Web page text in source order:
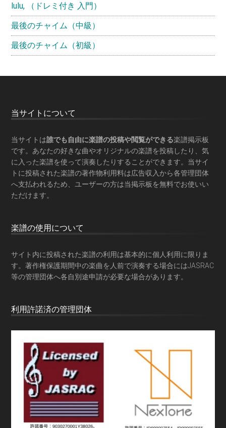
lulu, （ドレミ付き 入門）
最後のチャイム（中級）
最後のチャイム（初級）
Footer
当サイトについて
当サイトは誰でも自由に楽譜の投稿や閲覧ができる楽譜掲示板
です。あなたの好きな曲やオリジナルの楽譜を投稿したり、気
に入った楽譜を使って演奏したりすることができます。当サイ
トに投稿された楽譜の著作物利用料は広告収入から各管理団体
へ支払われるため、ユーザーの方は当掲示板を無料でお使いい
ただけます。
楽譜の使用について
サイト内に投稿された楽譜の利用は基本的に個人利用に限りま
す。著作権保護期間中の楽曲を人前で演奏する場合にはJASRAC
等の管理団体へ各自別途申請が必要な場合があります。
利用許諾済の管理団体